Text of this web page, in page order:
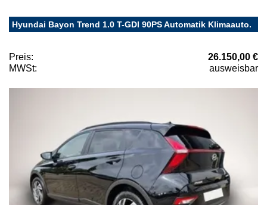
Hyundai Bayon Trend 1.0 T-GDI 90PS Automatik Klimaauto.
Preis:
26.150,00 €
MWSt:
ausweisbar